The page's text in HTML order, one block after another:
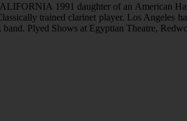
1991 daughter of an American
trained clarinet player. Los Angeles
Plyed Shows at Egyptian Theatre,